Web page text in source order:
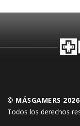
© MÁSGAMERS 2026
Todos los derechos